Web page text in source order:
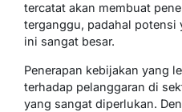
tercatat akan membuat
terganggu, padahal
ini sangat besar.
Penerapan kebijakan yang
terhadap pelanggaran di
yang sangat diperlukan.